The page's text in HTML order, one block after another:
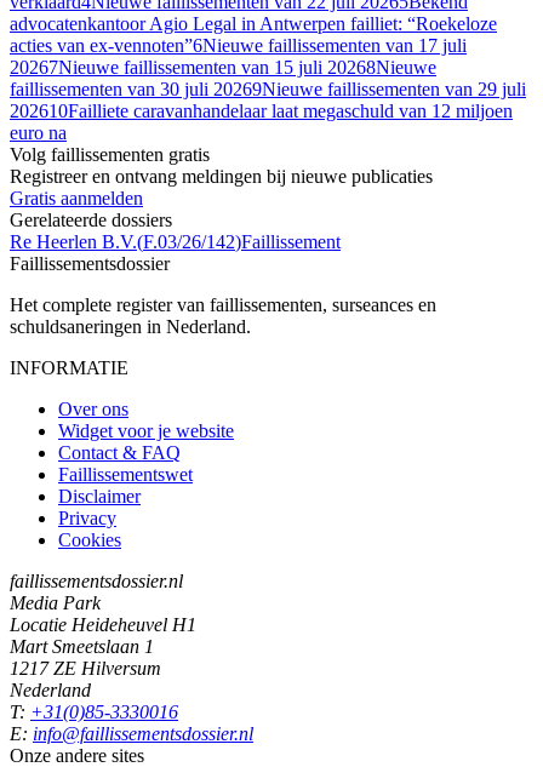
advocatenkantoor Agio Legal in Antwerpen failliet: “Roekeloze
acties van ex-vennoten”6Nieuwe faillissementen van 17 juli
20267Nieuwe faillissementen van 15 juli 20268Nieuwe
faillissementen van 30 juli 20269Nieuwe faillissementen van 29 juli
202610Failliete caravanhan­de­laar laat megaschuld van 12 miljoen
euro na
Volg faillissementen gratis
Registreer en ontvang meldingen bij nieuwe publicaties
Gratis aanmelden
Gerelateerde dossiers
Re Heerlen B.V.(F.03/26/142)Faillissement
Faillissementsdossier
Het complete register van faillissementen, surseances en
schuldsaneringen in Nederland.
INFORMATIE
Over ons
Widget voor je website
Contact & FAQ
Faillissementswet
Disclaimer
Privacy
Cookies
faillissementsdossier.nl
Media Park
Locatie Heideheuvel H1
Mart Smeetslaan 1
1217 ZE Hilversum
Nederland
T: +31(0)85-3330016
E: info@faillissementsdossier.nl
Onze andere sites